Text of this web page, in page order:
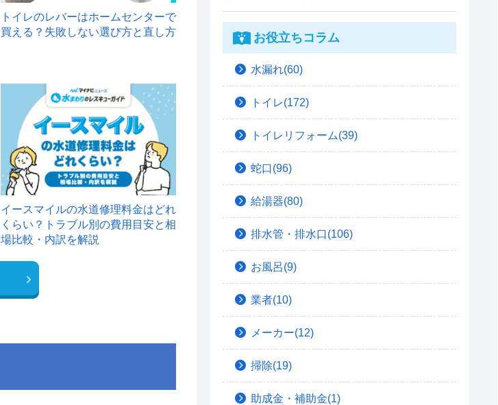
トイレのレバーはホームセンターで
買える？失敗しない選び方と直し方
イースマイルの水道修理料金はどれ
くらい？トラブル別の費用目安と相
場比較・内訳を解説
お役立ちコラム
水漏れ(60)
トイレ(172)
トイレリフォーム(39)
蛇口(96)
給湯器(80)
排水管・排水口(106)
お風呂(9)
業者(10)
メーカー(12)
掃除(19)
助成金・補助金(1)